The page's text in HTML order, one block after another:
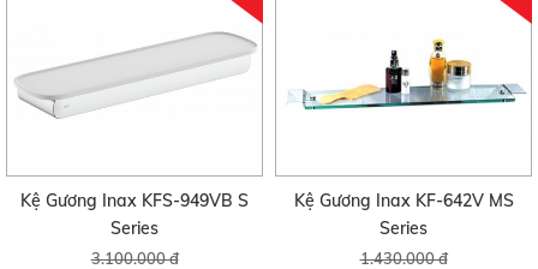
Kệ Gương Inax KFS-949VB S
Series
3.100.000 đ
Kệ Gương Inax KF-642V MS
Series
1.430.000 đ